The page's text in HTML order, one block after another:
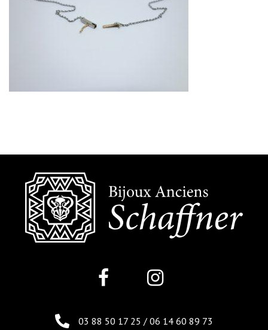
03 88 50 17 25 / 06 14 60 89 73